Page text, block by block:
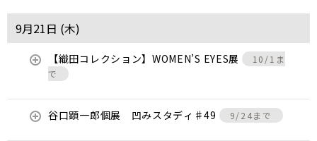
9月21日 (木)
【織田コレクション】WOMEN’S EYES展
10/1ま
で
谷口顕一郎個展 凹みスタディ♯49 9/24まで